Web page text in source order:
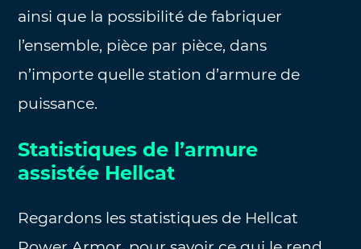
ainsi que la possibilité de fabriquer
l’ensemble, pièce par pièce, dans
n’importe quelle station d’armure de
puissance.
Statistiques de l’armure
assistée Hellcat
Regardons les statistiques de Hellcat